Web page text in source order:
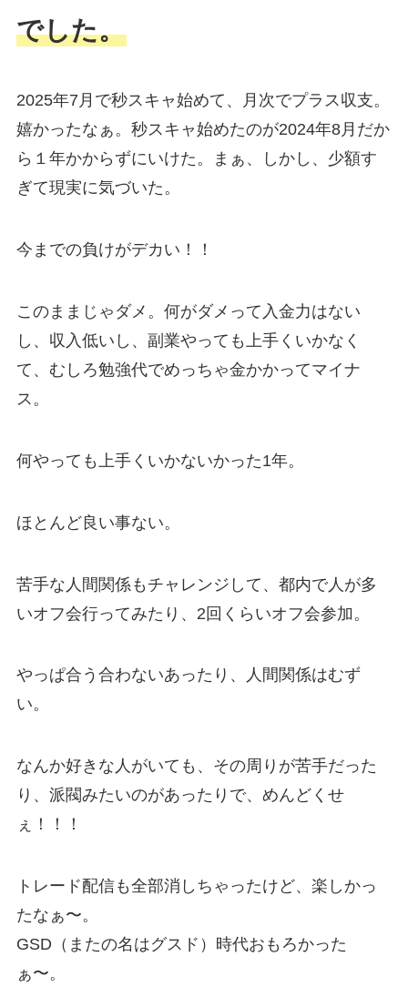
でした。
2025年7月で秒スキャ始めて、月次でプラス収支。
嬉かったなぁ。秒スキャ始めたのが2024年8月だか
ら１年かからずにいけた。まぁ、しかし、少額す
ぎて現実に気づいた。
今までの負けがデカい！！
このままじゃダメ。何がダメって入金力はない
し、収入低いし、副業やっても上手くいかなく
て、むしろ勉強代でめっちゃ金かかってマイナ
ス。
何やっても上手くいかないかった1年。
ほとんど良い事ない。
苦手な人間関係もチャレンジして、都内で人が多
いオフ会行ってみたり、2回くらいオフ会参加。
やっぱ合う合わないあったり、人間関係はむず
い。
なんか好きな人がいても、その周りが苦手だった
り、派閥みたいのがあったりで、めんどくせ
ぇ！！！
トレード配信も全部消しちゃったけど、楽しかっ
たなぁ〜。
GSD（またの名はグスド）時代おもろかった
ぁ〜。